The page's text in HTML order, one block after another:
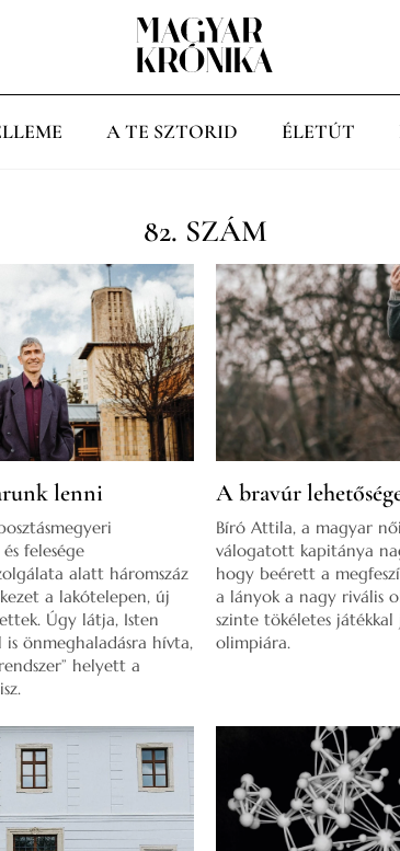
A TE SZTORID ÉLETÚT
82. SZÁM
lenni
felesége
alatt háromszáz
a lakótelepen, új
Úgy látja, Isten
önmeghaladásra hívta,
helyett a
A bravúr
Bíró Attila, a magyar
válogatott kapitánya
hogy beérett a
a lányok a nagy rivális
szinte tökéletes
olimpiára.